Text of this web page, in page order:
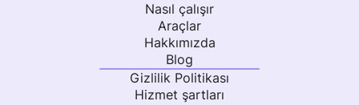
Nasıl çalışır
Araçlar
Hakkımızda
Blog
Gizlilik Politikası
Hizmet şartları